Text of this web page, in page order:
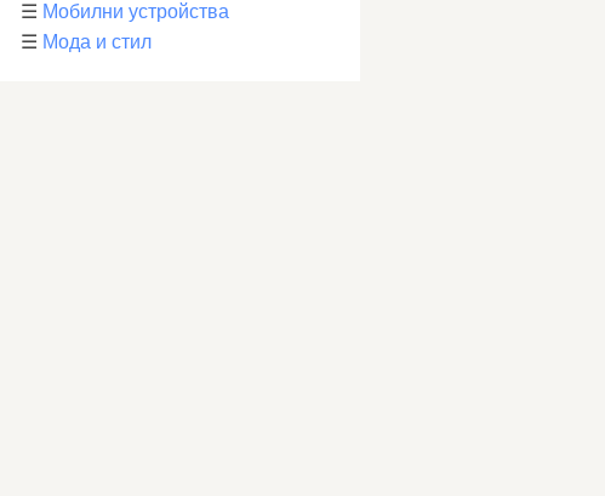
☰ Мобилни устройства
☰ Мода и стил